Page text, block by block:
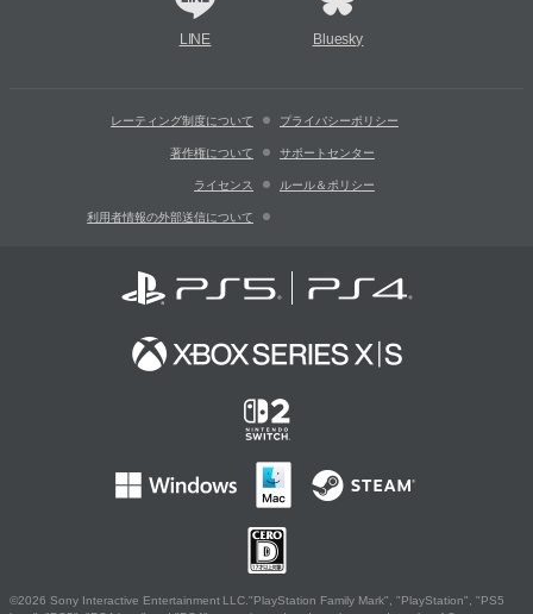
LINE Bluesky
レーティング制度について プライバシーポリシー
著作権について サポートセンター
ライセンス ルール＆ポリシー
利用者情報の外部送信について
©2026 Sony Interactive Entertainment LLC."PlayStation Family Mark", "PlayStation", "PS5